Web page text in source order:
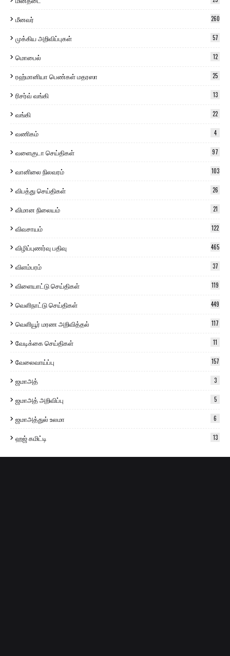
மீனவர் 260
முக்கிய அறிவிப்புகள் 57
மொபைல் 12
ரஹ்மானியா பெண்கள் மதரஸா 25
ரிசர்வ் வங்கி 13
வங்கி 22
வணிகம் 4
வளைகுடா செய்திகள் 97
வானிலை நிலவரம் 103
விபத்து செய்திகள் 26
விமான நிலையம் 21
விவசாயம் 122
விழிப்புணர்வு பதிவு 465
விளம்பரம் 37
விளையாட்டு செய்திகள் 119
வெளிநாட்டு செய்திகள் 449
வெளியூர் மரண அறிவித்தல் 117
வேடிக்கை செய்திகள் 11
வேலைவாய்ப்பு 157
ஜமாஅத் 3
ஜமாஅத் அறிவிப்பு 5
ஜமாஅத்துல் உலமா 6
ஹஜ் கமிட்டி 13